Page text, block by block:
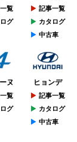
覧
グ
記事一覧
カタログ
中古車
ヌ
覧
グ
ヒョンデ
記事一覧
カタログ
中古車